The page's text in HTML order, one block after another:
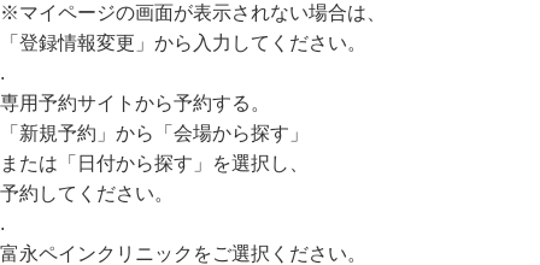
※マイページの画面が表示されない場合は、
「登録情報変更」から入力してください。
.
専用予約サイトから予約する。
「新規予約」から「会場から探す」
または「日付から探す」を選択し、
予約してください。
.
富永ペインクリニックをご選択ください。